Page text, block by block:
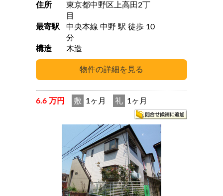
住所
東京都中野区上高田2丁
目
最寄駅
中央本線 中野 駅 徒歩 10
分
構造
木造
6.6 万円 敷 1ヶ月 礼 1ヶ月